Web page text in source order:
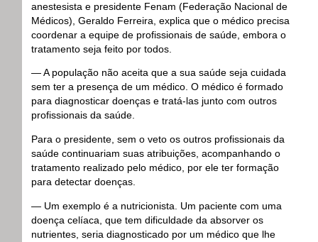
anestesista e presidente Fenam (Federação Nacional de
Médicos), Geraldo Ferreira, explica que o médico precisa
coordenar a equipe de profissionais de saúde, embora o
tratamento seja feito por todos.
— A população não aceita que a sua saúde seja cuidada
sem ter a presença de um médico. O médico é formado
para diagnosticar doenças e tratá-las junto com outros
profissionais da saúde.
Para o presidente, sem o veto os outros profissionais da
saúde continuariam suas atribuições, acompanhando o
tratamento realizado pelo médico, por ele ter formação
para detectar doenças.
— Um exemplo é a nutricionista. Um paciente com uma
doença celíaca, que tem dificuldade da absorver os
nutrientes, seria diagnosticado por um médico que lhe